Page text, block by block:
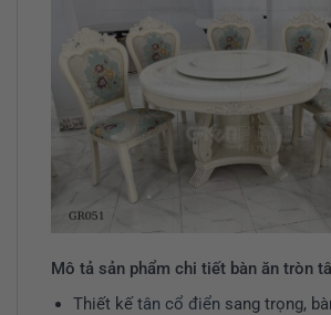
Mô tả sản phẩm chi tiết bàn ăn tròn
Thiết kếtân cổ điển sang trọng,